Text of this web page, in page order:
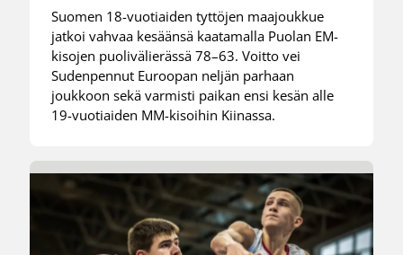
Suomen 18-vuotiaiden tyttöjen maajoukkue
jatkoi vahvaa kesäänsä kaatamalla Puolan EM-
kisojen puolivälierässä 78–63. Voitto vei
Sudenpennut Euroopan neljän parhaan
joukkoon sekä varmisti paikan ensi kesän alle
19-vuotiaiden MM-kisoihin Kiinassa.